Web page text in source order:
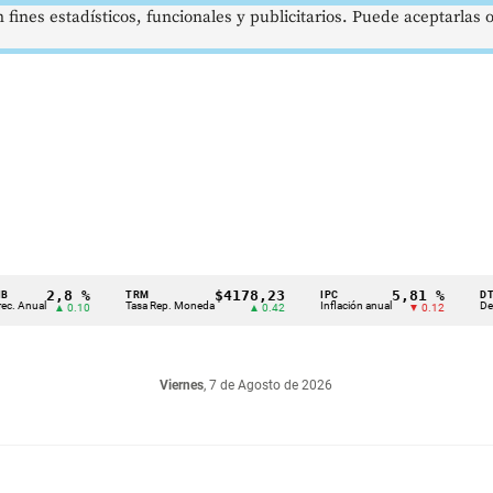
2,8 %
▲ 0.10
TRM
Tasa Rep. Moneda
$4178,23
▲ 0.42
IPC
Inflación anual
5,81 %
▼ 0.12
DTF
Dep.
Viernes, 7 de Agosto de 2026
estadísticos, funcionales y publicitarios. Puede aceptarlas